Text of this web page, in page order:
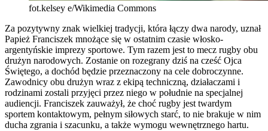
fot.kelsey e/Wikimedia Commons
Za pozytywny znak wielkiej tradycji, która łączy dwa narody, uznał
Papież Franciszek mnożące się w ostatnim czasie włosko-
argentyńskie imprezy sportowe. Tym razem jest to mecz rugby obu
drużyn narodowych. Zostanie on rozegrany dziś na cześć Ojca
Świętego, a dochód będzie przeznaczony na cele dobroczynne.
Zawodnicy obu drużyn wraz z ekipą techniczną, działaczami i
rodzinami zostali przyjęci przez niego w południe na specjalnej
audiencji. Franciszek zauważył, że choć rugby jest twardym
sportem kontaktowym, pełnym siłowych starć, to nie brakuje w nim
ducha zgrania i szacunku, a także wymogu wewnętrznego hartu.